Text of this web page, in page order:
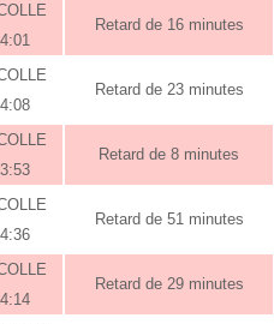
Retard de 16 minutes
Retard de 23 minutes
Retard de 8 minutes
Retard de 51 minutes
Retard de 29 minutes